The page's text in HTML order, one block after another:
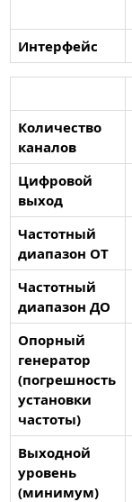
Интерфейс
Количество
каналов
Цифровой
выход
Частотный
диапазон ОТ
Частотный
диапазон ДО
Опорный
генератор
(погрешность
установки
частоты)
Выходной
уровень
(минимум)